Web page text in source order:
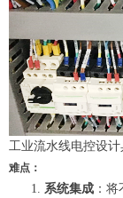
工业流水线电控设计
难点：
系统集成 ：